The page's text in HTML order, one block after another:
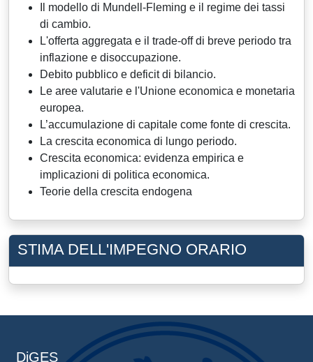
Il modello di Mundell-Fleming e il regime dei tassi
di cambio.
L'offerta aggregata e il trade-off di breve periodo tra
inflazione e disoccupazione.
Debito pubblico e deficit di bilancio.
Le aree valutarie e l'Unione economica e monetaria
europea.
L’accumulazione di capitale come fonte di crescita.
La crescita economica di lungo periodo.
Crescita economica: evidenza empirica e
implicazioni di politica economica.
Teorie della crescita endogena
STIMA DELL'IMPEGNO ORARIO
DiGES